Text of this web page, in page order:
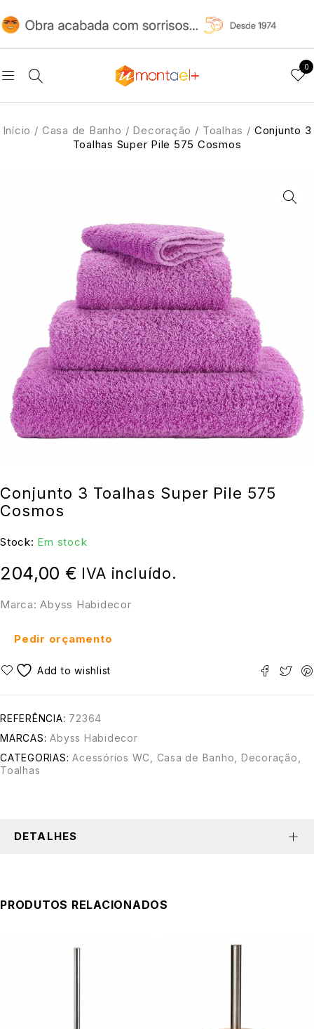
0
Início / Casa de Banho / Decoração / Toalhas / Conjunto 3
Toalhas Super Pile 575 Cosmos
Conjunto 3 Toalhas Super Pile 575
Cosmos
Stock: Em stock
Marca: Abyss Habidecor
204,00 € IVA incluído.
Pedir orçamento
REFERÊNCIA: 72364
MARCAS: Abyss Habidecor
CATEGORIAS: Acessórios WC Casa de Banho Decoração
Toalhas
DETALHES
PRODUTOS RELACIONADOS